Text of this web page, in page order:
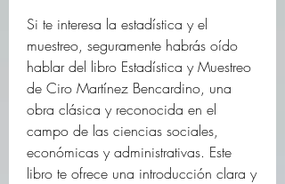
Si te interesa la estadística y el
muestreo, seguramente habrás oído
hablar del libro Estadística y Muestreo
de Ciro Martínez Bencardino, una
obra clásica y reconocida en el
campo de las ciencias sociales,
económicas y administrativas. Este
libro te ofrece una introducción clara y